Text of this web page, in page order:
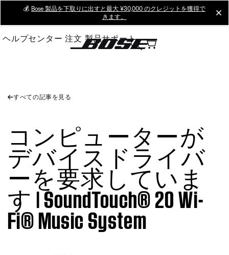
Main
💰 Bose 製品を下取りに出すと最大 ¥30,000 のクレジットを獲得で
きます。
ヘルプセンター 注文 製品サポート
すべての記事を見る
コンピューターが
デバイスドライバ
ーを要求していま
す | SoundTouch® 20 Wi-
Fi® Music System